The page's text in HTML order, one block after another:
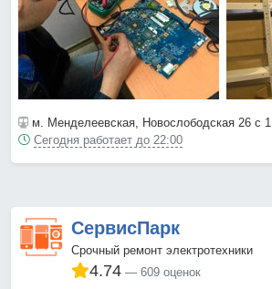
м. Менделеевская, Новослободская 26 с 1
Сегодня работает до 22:00
СервисПарк
Срочный ремонт электротехники
4.74 609 оценок